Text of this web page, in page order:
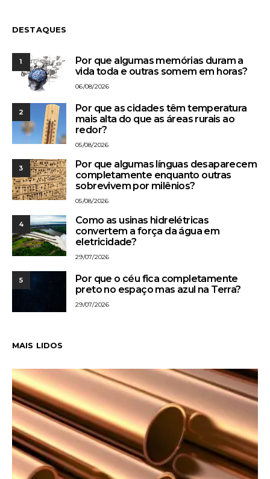
DESTAQUES
1
Por que algumas memórias duram a
vida toda e outras somem em horas?
06/08/2026
2
Por que as cidades têm temperatura
mais alta do que as áreas rurais ao
redor?
05/08/2026
3
Por que algumas línguas desaparecem
completamente enquanto outras
sobrevivem por milênios?
05/08/2026
4
Como as usinas hidrelétricas
convertem a força da água em
eletricidade?
29/07/2026
5
Por que o céu fica completamente
preto no espaço mas azul na Terra?
29/07/2026
MAIS LIDOS